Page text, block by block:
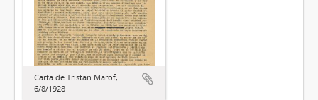
Carta de Tristán Marof,
6/8/1928